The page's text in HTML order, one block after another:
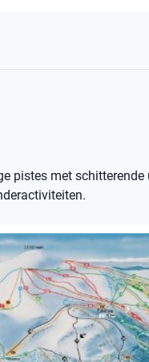
pistes met schitterende